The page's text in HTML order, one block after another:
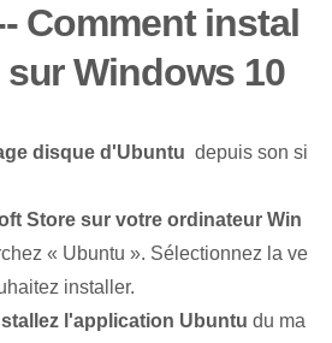
Comment instal
Windows 10
disque⁤ d'Ubuntu ‍ depuis son si
Store sur votre ordinateur Win
« Ubuntu ». Sélectionnez la ve
installer.
l'application Ubuntu du ma